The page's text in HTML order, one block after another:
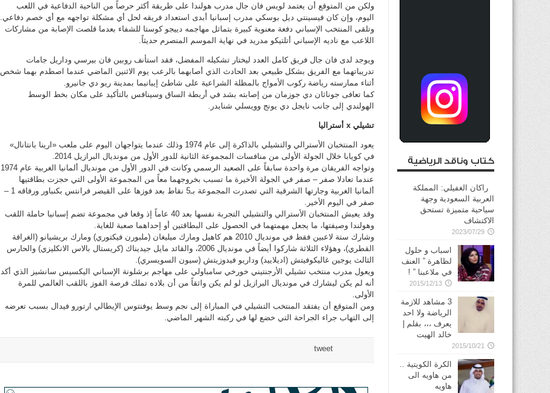
ولكن من المتوقع أن يعتمد لويس فان جال مدرب هولندا على طريقة أكثر حرصاً من الناحية الدفاعية في اللعب
اليوم، وإن كان فيسينتي ديل بوسكي مدرب إسبانيا أبدى استعداد فريقه لحل أي مشكلة تواجهه مع أي خصم دفاعي.
وتلقى المنتخب الإسباني دفعة معنوية كبيرة بتماثل مهاجمه دييجو كوستا للشفاء بعدما قلصت الإصابة من مشاركات
اللاعب مع ناديه الإسباني أتلتيكو مدريد في نهاية الموسم المنصرم حديثاً.
ويوجد لدى فان جال فريق كامل العدد ليختار تشكيله المفضل، فقد استأنف روبين فان بيرسي وداريل جامات
تدريباتهما مع الفريق بشكل طبيعي بعد الحادث الذي أصابهما بالرعب يوم الاثنين الماضي عندما اصطدم بهما شخص
أثناء ممارسته رياضة ركوب الأمواج بالمظلة الشراعية على شاطئ إيبانيما بمدينة ريو دي جانيرو.
كما تعافى جوناثان دي جوزمان من إصابته بشد في أربطة الساق وسينافس بالتأكيد على مكان بخط الوسط
الهولندي إلى جانب نايجل دي يونج وويسلي شنايدر.
تشيلي x أستراليا
يعود المنتخبان الأسترالي والتشيلي بالذاكرة إلى عام 1974 وذلك عندما يتواجهان اليوم على ملعب «ارينا بانتانال»
في كويابا خلال الجولة الأولى من منافسات المجموعة الثانية للدور الأول من مونديال البرازيل 2014.
وتواجه الفريقان مرة واحدة سابقاً على الصعيد الرسمي وكانت في الدور الأول من مونديال ألمانيا الغربية عام 1974
عندما تعادلا صفر – صفر في الجولة الأخيرة ما تسبب بخروجهما معاً من المجموعة الأولى التي حجزت بطاقتيها
ألمانيا الغربية وجارتها الشرقية التي تصدرت المجموعة بـ5 نقاط بعد فوزها على القيصر فرانتس بكنباور ورفاقه 1 –
صفر في اليوم الأخير.
وقد يعيش المنتخبان الأسترالي والتشيلي التجربة نفسها بعد 40 عاماً إذ وقعا في مجموعة تضم إسبانيا حاملة اللقب
وهولندا وصيفتها، ما يجعل مهمتهما في الحصول على البطاقتين أو إحداهما صعبة للغاية.
وشارك ستة لاعبين فقط في مونديال 2010 هم كاهيل ومارك ميليغان (ملبورن فيكتوري) ومارك بريشيانو (الغرافة
القطري)، وهؤلاء الثلاثة شاركوا أيضاً في مونديال 2006، والقائد مايل جيديناك (كريستال بالاس الانكليزي) والحارس
الثالث يوجين غاليكوفيتش (اديلاييد) وداريو فيدوزيتش (سيون السويسري).
ويعول مدرب منتخب تشيلي الأرجنتيني خورخي سامباولي على مهاجم برشلونة الإسباني اليكسيس سانشيز الذي أكد
أنه لم يكن ليشارك في مونديال البرازيل لو لم يكن واثقاً من أن بلاده تملك فرصة الفوز باللقب العالمي للمرة
الأولى.
ومن المتوقع أن يفتقد المنتخب التشيلي في المباراة إلى نجم وسط يوفنتوس الإيطالي ارتورو فيدال بسبب تعرضه
إلى التهاب جراء الجراحة التي خضع لها في ركبته الشهر الماضي.
tweet
كتاب وناقد الرياضية
راكان الغفيلي: المملكة
العربية السعودية وجهة
سياحية متميزة تستحق
الاكتشاف
2023/07/29
اسباب و حلول
لظاهرة ” العنف
في ملاعبنا ” !
2015/12/13
3 مشاهد للازمة
الرياضة ولا احد
يعرف ،،، بقلم |
خالد الهيت
2015/10/21
الكرة الكويتية ..
من هاويه الى
هاويه